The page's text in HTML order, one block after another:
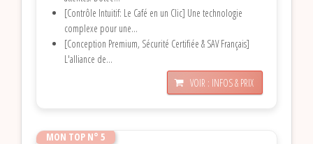
[Contrôle Intuitif: Le Café en un Clic] Une technologie
complexe pour une...
[Conception Premium, Sécurité Certifiée & SAV Français]
L'alliance de...
VOIR : INFOS & PRIX
MON TOP N° 5